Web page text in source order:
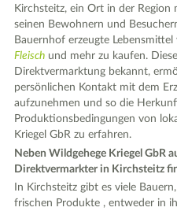
Kirchsteitz, ein Ort in der
seinen Bewohnern und
Bauernhof erzeugte
Fleisch und mehr zu kaufen.
Direktvermarktung bekannt,
persönlichen Kontakt mit dem
aufzunehmen und so die
Produktionsbedingungen von
Kriegel GbR zu erfahren.
Neben Wildgehege Kriegel GbR
Direktvermarkter in Kirchsteitz
In Kirchsteitz gibt es viele
frischen Produkte , entweder in